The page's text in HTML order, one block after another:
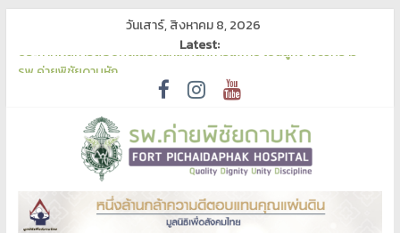
วันเสาร์, สิงหาคม 8, 2026
Latest:
ประกาศผลการสอบคัดเลือกนักเทคนิคการแพทย์ เป็นลูกจ้างชั่วคราว
รพ.ค่ายพิชัยดาบหัก
เผยแพร่ร่างประกาศและร่างเอกสารจัดซื้อจัดจ้าง จ้างเหมาบริการฟอก
เลือดด้วยเครื่องไตเทียมฯ ด้วยวิธีประกวดราคาอิเล็กทรอนิกส์ เพื่อรับฟัง
ประกาศเผยแพร่แผนการจัดซื้อจัดจ้าง ประจำปีงบประมาณ พ.ศ. 2570
ประกาศผู้ชนะการเสนอราคา ประกวดราคาซื้อเครื่องนวดหัวใจแบบ
อัตโนมัติ (Automated Chest Compression)
ประกาศประกวดราคาซื้อเครื่องนวดหัวใจแบบอัตโนมัติ (Automated